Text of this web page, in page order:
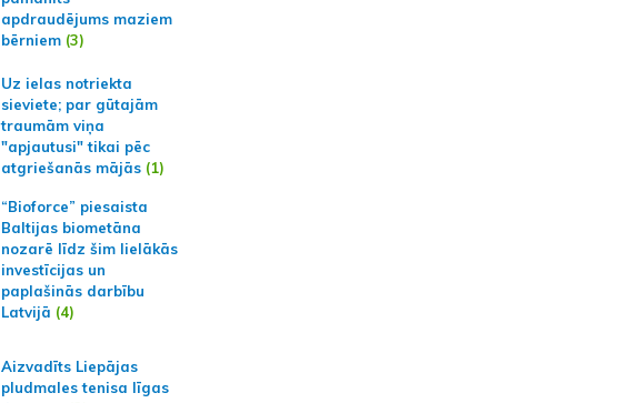
apdraudējums maziem
bērniem (3)
Uz ielas notriekta
sieviete; par gūtajām
traumām viņa
"apjautusi" tikai pēc
atgriešanās mājās (1)
“Bioforce” piesaista
Baltijas biometāna
nozarē līdz šim lielākās
investīcijas un
paplašinās darbību
Latvijā (4)
Aizvadīts Liepājas
pludmales tenisa līgas